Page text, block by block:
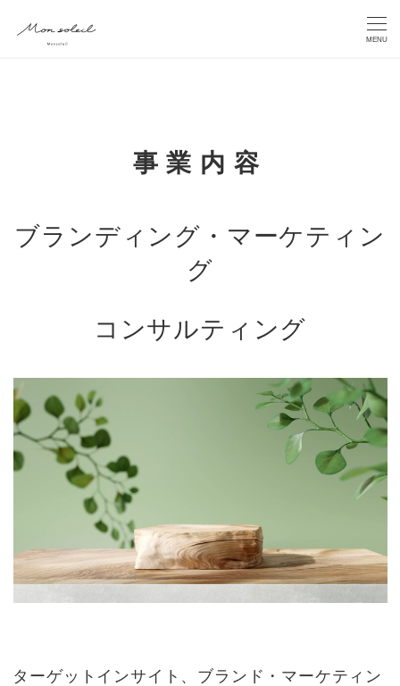
MENU
事業内容
ブランディング・マーケティン
グ
コンサルティング
ターゲットインサイト、ブランド・マーケティン